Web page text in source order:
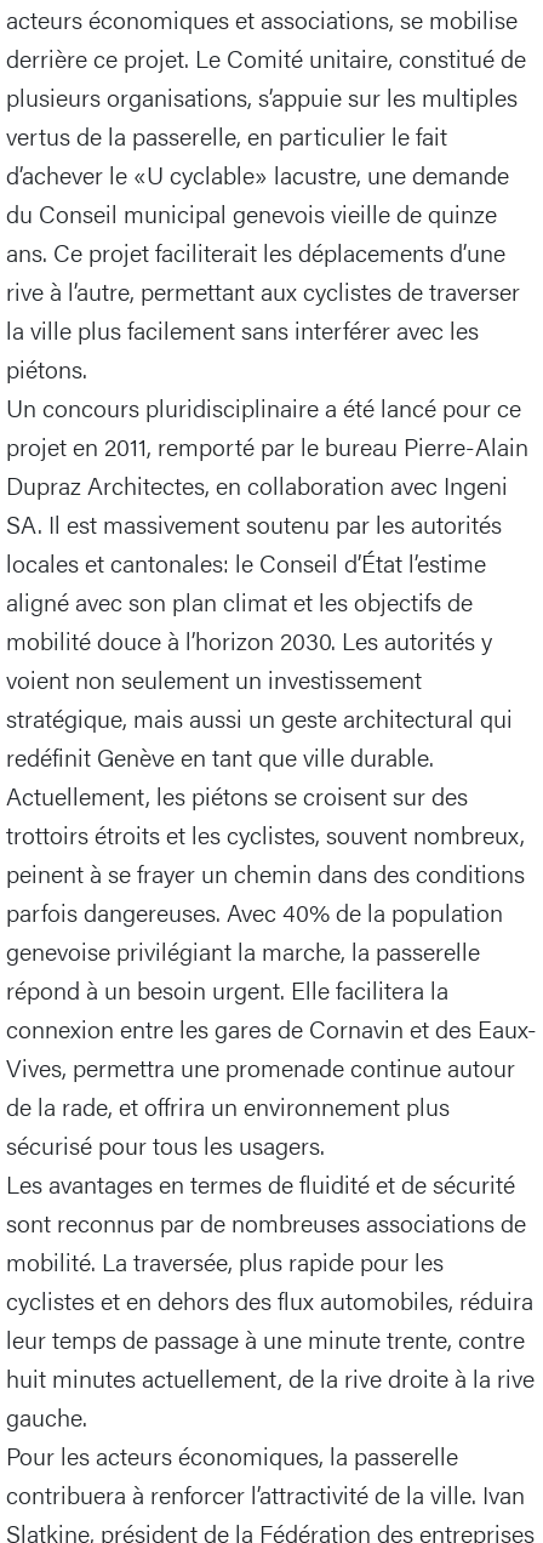
acteurs économiques et associations, se mobilise
derrière ce projet. Le Comité unitaire, constitué de
plusieurs organisations, s’appuie sur les multiples
vertus de la passerelle, en particulier le fait
d’achever le «U cyclable» lacustre, une demande
du Conseil municipal genevois vieille de quinze
ans. Ce projet faciliterait les déplacements d’une
rive à l’autre, permettant aux cyclistes de traverser
la ville plus facilement sans interférer avec les
piétons.
Un concours pluridisciplinaire a été lancé pour ce
projet en 2011, remporté par le bureau Pierre-Alain
Dupraz Architectes, en collaboration avec Ingeni
SA. Il est massivement soutenu par les autorités
locales et cantonales: le Conseil d’État l’estime
aligné avec son plan climat et les objectifs de
mobilité douce à l’horizon 2030. Les autorités y
voient non seulement un investissement
stratégique, mais aussi un geste architectural qui
redéfinit Genève en tant que ville durable.
Actuellement, les piétons se croisent sur des
trottoirs étroits et les cyclistes, souvent nombreux,
peinent à se frayer un chemin dans des conditions
parfois dangereuses. Avec 40% de la population
genevoise privilégiant la marche, la passerelle
répond à un besoin urgent. Elle facilitera la
connexion entre les gares de Cornavin et des Eaux-
Vives, permettra une promenade continue autour
de la rade, et offrira un environnement plus
sécurisé pour tous les usagers.
Les avantages en termes de fluidité et de sécurité
sont reconnus par de nombreuses associations de
mobilité. La traversée, plus rapide pour les
cyclistes et en dehors des flux automobiles, réduira
leur temps de passage à une minute trente, contre
huit minutes actuellement, de la rive droite à la rive
gauche.
Pour les acteurs économiques, la passerelle
contribuera à renforcer l’attractivité de la ville. Ivan
Slatkine, président de la Fédération des entreprises